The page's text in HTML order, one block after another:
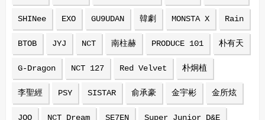
SHINee EXO GU9UDAN 韓劇 MONSTA X Rain
BTOB JYJ NCT 南柱赫 PRODUCE 101 朴有天
G-Dragon NCT 127 Red Velvet 朴炯植
李聖經 PSY SISTAR 俞承豪 金宇彬 金所炫
JOO NCT Dream SE7EN Super Junior D&E